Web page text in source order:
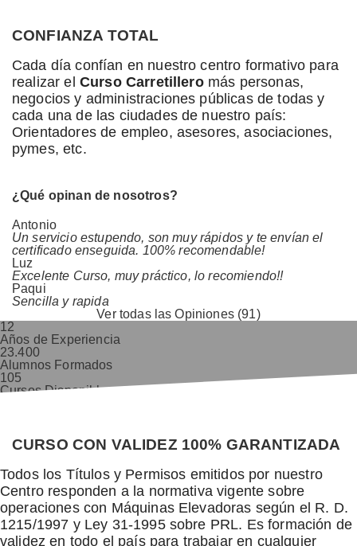
CONFIANZA TOTAL
Cada día confían en nuestro centro formativo para
realizar el Curso Carretilleromás personas,
negocios y administraciones públicas de todas y
cada una de las ciudades de nuestro país:
Orientadores de empleo, asesores, asociaciones,
pymes, etc.
¿Qué opinan de nosotros?
Antonio
Un servicio estupendo, son muy rápidos y te envían el
certificado enseguida. 100% recomendable!
Luz
Excelente Curso, muy práctico, lo recomiendo!!
Paqui
Sencilla y rapida
Ver todas las Opiniones (91)
12
Años de Experiencia
23.400
Alumnos Formados
105
Cursos Disponibles
CURSO CON VALIDEZ 100% GARANTIZADA
Todos los Títulos y Permisos emitidos por nuestro
Centro responden a la normativa vigente sobre
operaciones con Máquinas Elevadoras según el R. D.
1215/1997 y Ley 31-1995 sobre PRL. Es formación de
validez en todo el país para trabajar en cualquier